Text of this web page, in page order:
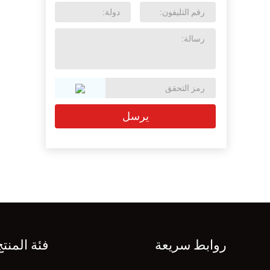
روابط سريعة فئة